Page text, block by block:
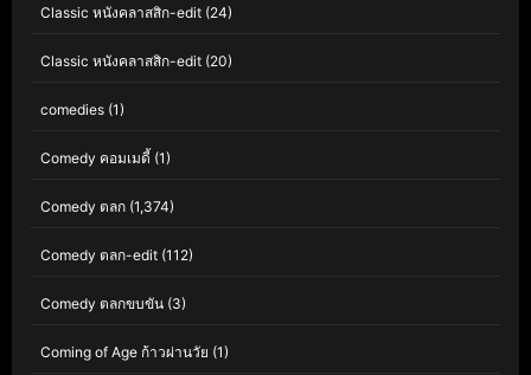
Classic หนังคลาสสิก-edit (24)
Classic หนังคลาสสิก-edit (20)
comedies (1)
Comedy คอมเมดี้ (1)
Comedy ตลก (1,374)
Comedy ตลก-edit (112)
Comedy ตลกขบขัน (3)
Coming of Age ก้าวผ่านวัย (1)